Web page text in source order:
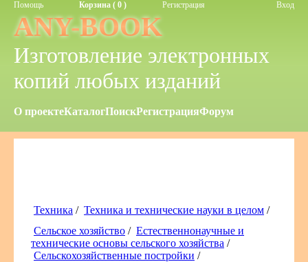
Помощь Корзина ( 0 ) Регистрация Вход
ANY-BOOK
Изготовление электронных
копий любых изданий
О проектеКаталогПоискРегистрацияФорум
Техника / Техника и технические науки в целом /
Сельское хозяйство / Естественнонаучные и
технические основы сельского хозяйства /
Сельскохозяйственные постройки /